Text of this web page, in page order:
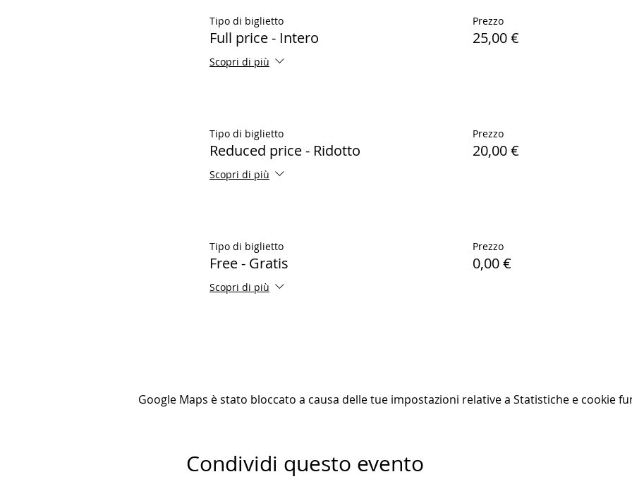
Tipo di biglietto
Full price - Intero
Scopri di più
Prezzo
25,00 €
Tipo di biglietto
Reduced price - Ridotto
Scopri di più
Prezzo
20,00 €
Tipo di biglietto
Free - Gratis
Scopri di più
Prezzo
0,00 €
Google Maps è stato bloccato a causa delle tue impostazioni relative a Statistiche e cookie
Condividi questo evento